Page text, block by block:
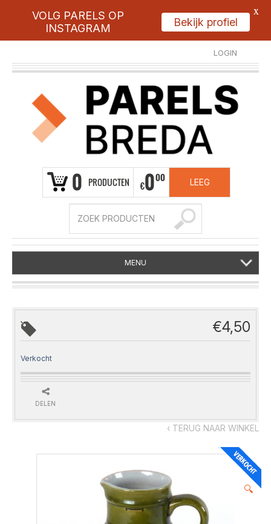
LOGIN
REGISTREER
0 PRODUCTEN €000 LEEG
MENU
‹ TERUG NAAR WINKEL
🔍
€4,50
Verkocht
DELEN
VOLG PARELS OP
INSTAGRAM
Bekijk profiel
X